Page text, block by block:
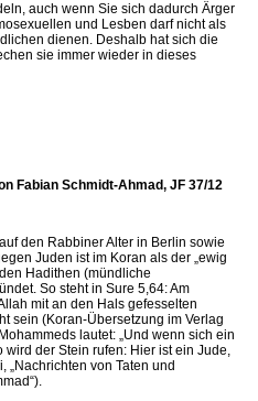
auch wenn Sie sich dadurch Ärger
und Lesben darf nicht als
dienen. Deshalb hat sich die
sie immer wieder in dieses
Fabian Schmidt-Ahmad, JF 37/12
den Rabbiner Alter in Berlin sowie
Juden ist im Koran als der „ewig
Hadithen (mündliche
So steht in Sure 5,64: Am
mit an den Hals gefesselten
sein (Koran-Übersetzung im Verlag
lautet: „Und wenn sich ein
der Stein rufen: Hier ist ein Jude,
„Nachrichten von Taten und